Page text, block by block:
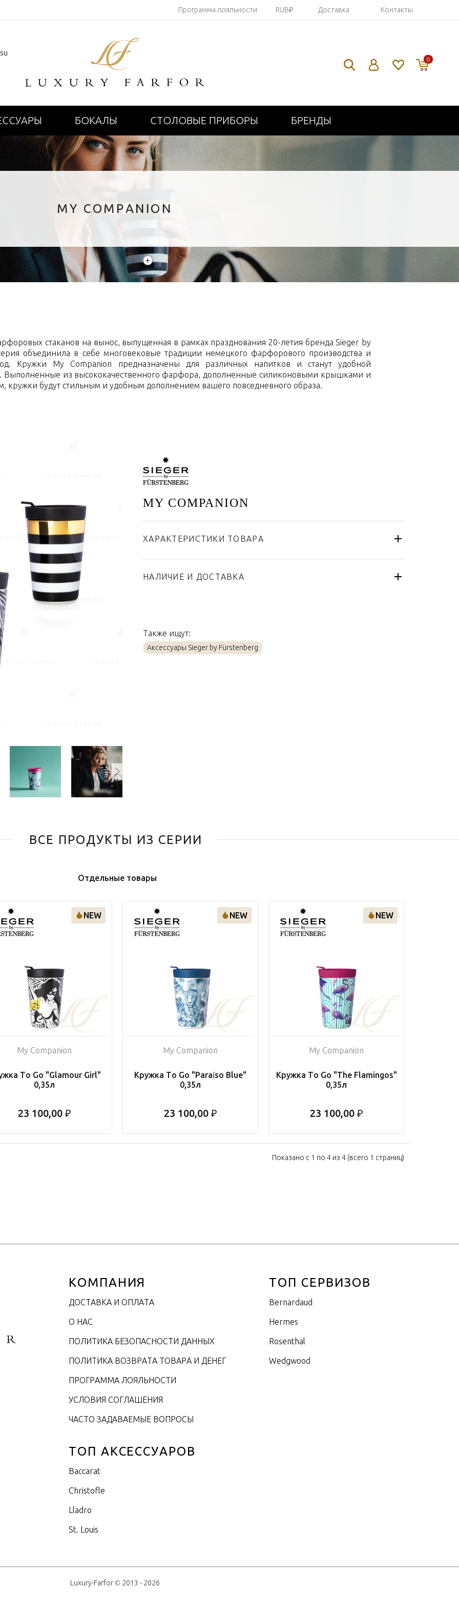
Программа лояльности RUB₽ Доставка Контакты
0
БОКАЛЫ СТОЛОВЫЕ ПРИБОРЫ БРЕНДЫ
+
MY COMPANION
стаканов на вынос, выпущенная в рамках празднования 20-летия бренда Sieger by
объединила в себе многовековые традиции немецкого фарфорового производства и
Кружки My Companion предназначены для различных напитков и станут удобной
Выполненные из высококачественного фарфора, дополненные силиконовыми крышками и
будут стильным и удобным дополнением вашего повседневного образа.
MY COMPANION
ХАРАКТЕРИСТИКИ ТОВАРА
Материал
Золото, Фарфор
НАЛИЧИЕ И ДОСТАВКА
Также ищут:
Аксессуары Sieger by Fürstenberg
ВСЕ ПРОДУКТЫ ИЗ СЕРИИ
Отдельные товары
NEW
My Companion
To Go "Glamour Girl"
0,35л
23 100,00 ₽
NEW
My Companion
Кружка To Go "Paraíso Blue"
0,35л
23 100,00 ₽
NEW
My Companion
Кружка To Go "The Flamingos"
0,35л
23 100,00 ₽
Показано с 1 по 4 из 4 (всего 1 страниц)
КОМПАНИЯ
ДОСТАВКА И ОПЛАТА
О НАС
ПОЛИТИКА БЕЗОПАСНОСТИ ДАННЫХ
ПОЛИТИКА ВОЗВРАТА ТОВАРА И ДЕНЕГ
ПРОГРАММА ЛОЯЛЬНОСТИ
УСЛОВИЯ СОГЛАШЕНИЯ
ЧАСТО ЗАДАВАЕМЫЕ ВОПРОСЫ
ТОП СЕРВИЗОВ
Bernardaud
Hermes
Rosenthal
Wedgwood
ТОП АКСЕССУАРОВ
Baccarat
Christofle
Lladro
St. Louis
Luxury-Farfor © 2013 - 2026